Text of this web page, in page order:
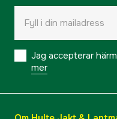
Jag accepterar
mer